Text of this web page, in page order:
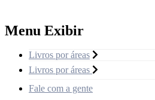
Menu Exibir
Livros por áreas
Livros por áreas
Fale com a gente